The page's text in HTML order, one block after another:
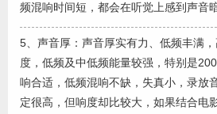
频混响时间短，都会在听觉上感到声音
5、声音厚：声音厚实有力、低频丰满
度，低频及中低频能量较强，特别是
响合适，低频混响不缺，失真小，录放
定很高，但响度却比较大，如果结合电